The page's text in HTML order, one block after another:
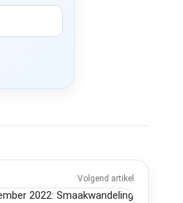
Volgend artikel
2022: Smaakwandeling